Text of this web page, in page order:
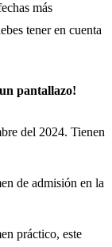
más
tener en cuenta
pantallazo!
del 2024. Tienen
de admisión en la
práctico, este